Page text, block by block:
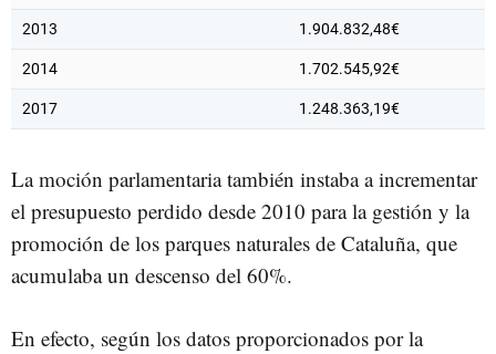
2013 1.904.832,48€
2014 1.702.545,92€
2017 1.248.363,19€
La moción parlamentaria también instaba a incrementar
el presupuesto perdido desde 2010 para la gestión y la
promoción de los parques naturales de Cataluña, que
acumulaba un descenso del 60%.
En efecto, según los datos proporcionados por la